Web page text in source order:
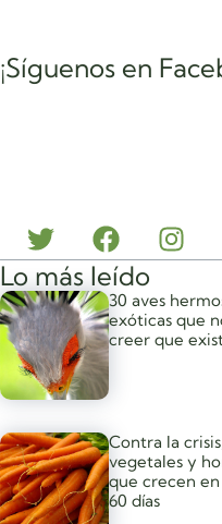
¡Síguenos en
Lo más leído
30 aves
exóticas que
creer que
Contra la
vegetales y
que crecen
60 días